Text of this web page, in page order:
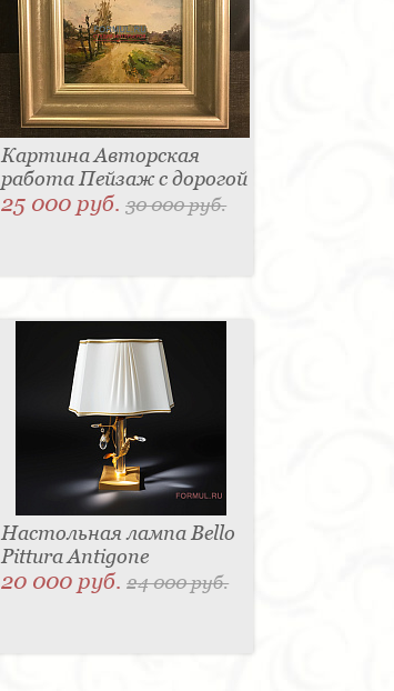
Картина Авторская
работа Пейзаж с дорогой
25 000 руб.30 000 руб.
Настольная лампа Bello
Pittura Antigone
20 000 руб.24 000 руб.